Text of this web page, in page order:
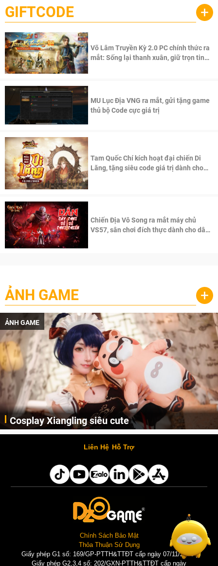
cầu, theo giấy phép chính thức từ công ty game Nhật Bản
Pocketpair, Inc.
GIFTCODE +
Võ Lâm Truyền Kỳ 2.0 PC chính thức ra
mắt: Sống lại thanh xuân, giữ trọn tinh
MU Lục Địa VNG ra mắt, gửi tặng game
thủ bộ Code cực giá trị
Tam Quốc Chí kích hoạt đại chiến Di
Lăng, tặng siêu code giá trị dành cho
Chiến Địa Vô Song ra mắt máy chủ
VS57, sân chơi đích thực dành cho dân
ẢNH GAME +
Cùng thưởng thức những hình ảnh cosplay Xiangling trong Genshin Impact siêu dễ thương của người dùng Weibo "阿包也是兔娘"
ẢNH GAME
Lala Croft vừa nóng vừa xinh dưới nét vẽ của
AI
Liên Hệ Hỗ Trợ
Chính Sách Bảo Mật
Thỏa Thuận Sử Dụng
Giấy phép G1 số: 169/GP-PTTH&TTĐT cấp ngày 07/11/2025 |
Giấy phép G2,3,4 số: 202/GXN-PTTH&TTĐT cấp ngày